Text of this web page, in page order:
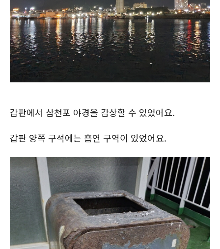
갑판에서 삼천포 야경을 감상할 수 있었어요.
갑판 양쪽 구석에는 흡연 구역이 있었어요.